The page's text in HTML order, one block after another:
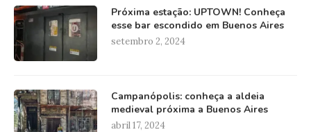
Próxima estação: UPTOWN! Conheça
esse bar escondido em Buenos Aires
setembro 2, 2024
Campanópolis: conheça a aldeia
medieval próxima a Buenos Aires
abril 17, 2024